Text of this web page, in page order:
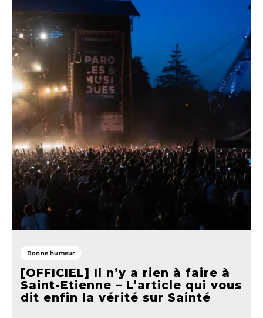
Bonne humeur
[OFFICIEL] Il n’y a rien à faire à
Saint-Etienne – L’article qui vous
dit enfin la vérité sur Sainté